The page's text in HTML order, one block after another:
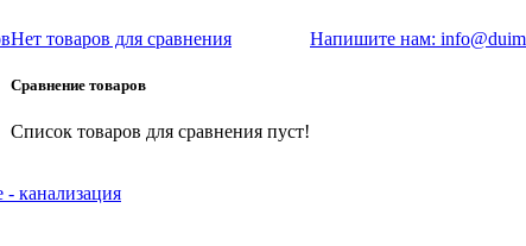
Нет товаров для сравнения
Сравнение товаров
Список товаров для сравнения пуст!
Напишите нам:
- канализация